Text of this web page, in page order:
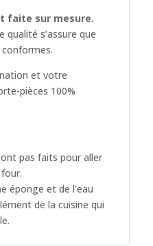
faite sur mesure.
s’assure que
et votre
pièces 100%
pas faits pour aller
éponge et de l’eau
de la cuisine qui